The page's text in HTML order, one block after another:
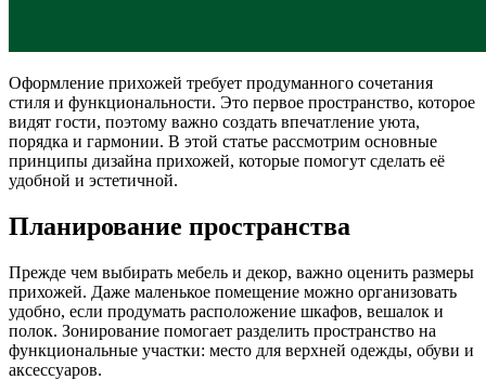
Оформление прихожей требует продуманного сочетания
стиля и функциональности. Это первое пространство, которое
видят гости, поэтому важно создать впечатление уюта,
порядка и гармонии. В этой статье рассмотрим основные
принципы дизайна прихожей, которые помогут сделать её
удобной и эстетичной.
Планирование пространства
Прежде чем выбирать мебель и декор, важно оценить размеры
прихожей. Даже маленькое помещение можно организовать
удобно, если продумать расположение шкафов, вешалок и
полок. Зонирование помогает разделить пространство на
функциональные участки: место для верхней одежды, обуви и
аксессуаров.